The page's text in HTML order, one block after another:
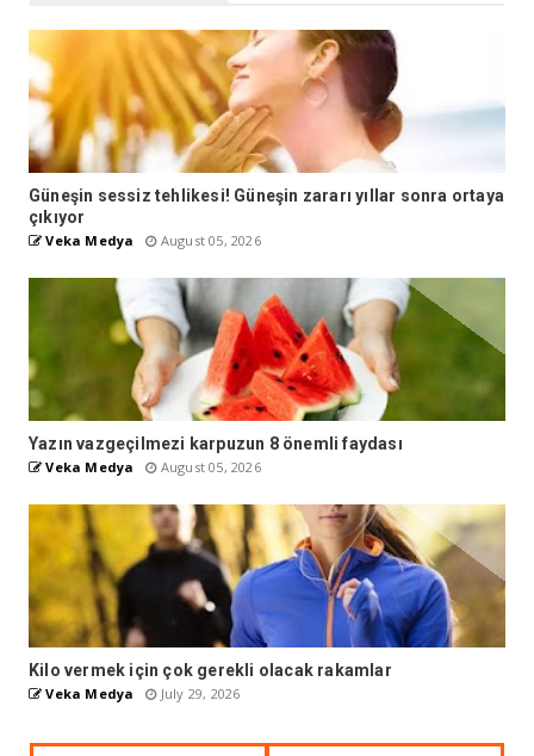
Güneşin sessiz tehlikesi! Güneşin zararı yıllar sonra ortaya
çıkıyor
Veka Medya August 05, 2026
Yazın vazgeçilmezi karpuzun 8 önemli faydası
Veka Medya August 05, 2026
Kilo vermek için çok gerekli olacak rakamlar
Veka Medya July 29, 2026